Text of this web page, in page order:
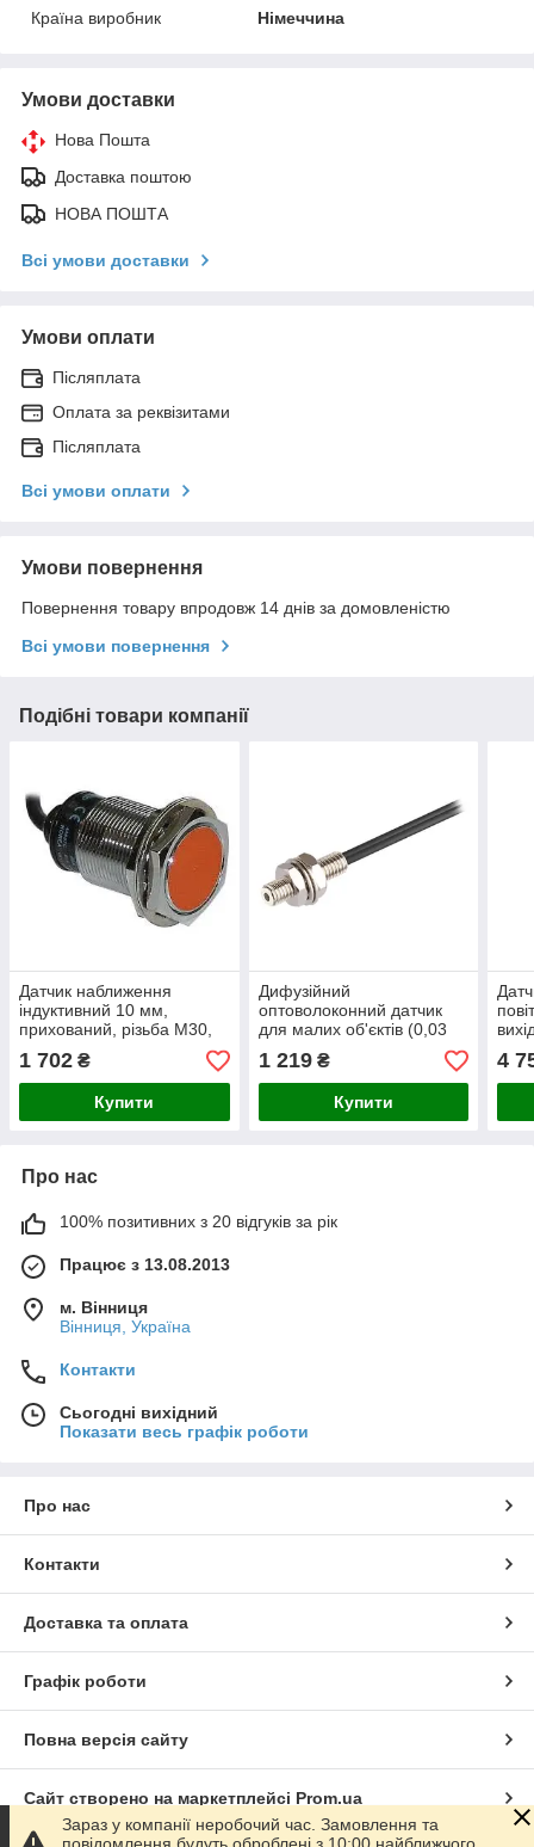
Країна виробник
Німеччина
Умови доставки
Нова Пошта
Доставка поштою
НОВА ПОШТА
Всі умови доставки
Умови оплати
Післяплата
Оплата за реквізитами
Післяплата
Всі умови оплати
Умови повернення
Повернення товару впродовж 14 днів за домовленістю
Всі умови повернення
Подібні товари компанії
Датчик наближення
індуктивний 10 мм,
прихований, різьба М30,
PNP, нормально відкритий
1 702 ₴
Купити
Дифузійний
оптоволоконний датчик
для малих об'єктів (0,03
мм), дистанція до 40 мм,
М3х0,5
1 219₴
Купити
4
Про нас
100% позитивних з 20 відгуків за рік
Працює з 13.08.2013
м. Вінниця
Вінниця, Україна
Контакти
Сьогодні вихідний
Показати весь графік роботи
Про нас
Контакти
Доставка та оплата
Графік роботи
Повна версія сайту
Сайт створено на маркетплейсі Prom.ua
Зараз у компанії неробочий час. Замовлення та